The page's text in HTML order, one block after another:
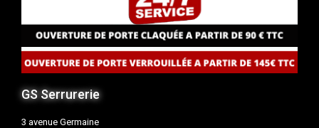
GS Serrurerie
3 avenue Germaine